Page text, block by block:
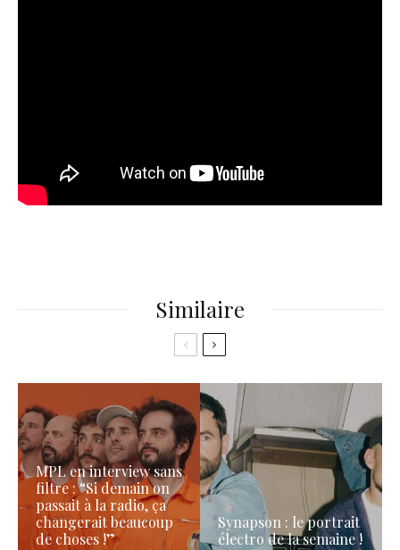
Similaire
MPL en interview sans
filtre : “Si demain on
passait à la radio, ça
changerait beaucoup
de choses !”
Synapson : le portrait
électro de la semaine !